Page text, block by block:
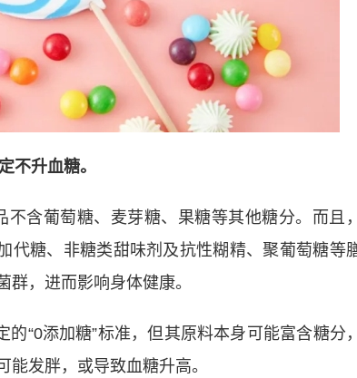
不升血糖。
含葡萄糖、麦芽糖、果糖等其他糖分。而且，
代糖、非糖类甜味剂及抗性糊精、聚葡萄糖等
，进而影响身体健康。
“0添加糖”标准，但其原料本身可能富含糖分，
发胖，或导致血糖升高。